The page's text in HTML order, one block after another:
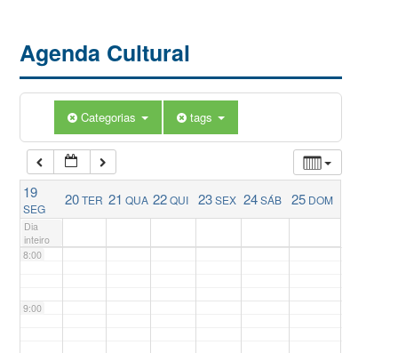
Agenda Cultural
Categorias tags
19
SEG
20TER 21 QUA 22QUI 23SEX 24SÁB 25 DOM
Dia
inteiro
5:00
6:00
7:00
8:00
9:00